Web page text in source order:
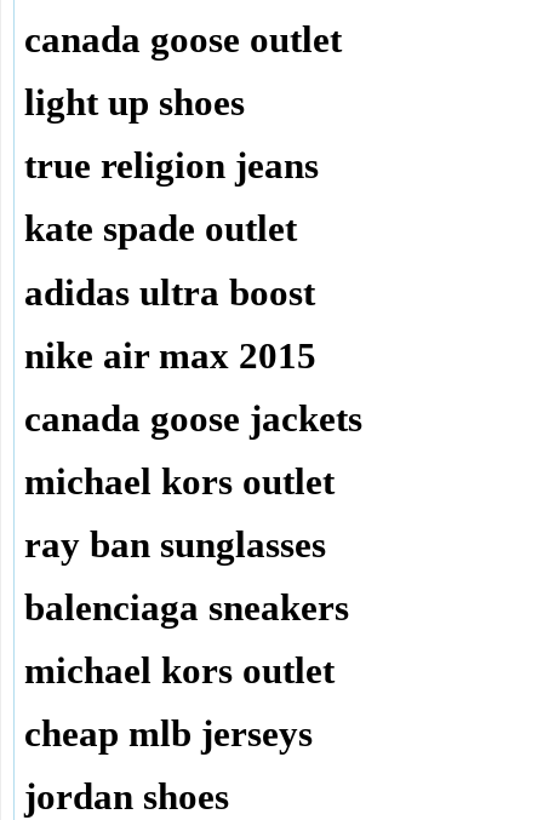
canada goose outlet
light up shoes
true religion jeans
kate spade outlet
adidas ultra boost
nike air max 2015
canada goose jackets
michael kors outlet
ray ban sunglasses
balenciaga sneakers
michael kors outlet
cheap mlb jerseys
jordan shoes